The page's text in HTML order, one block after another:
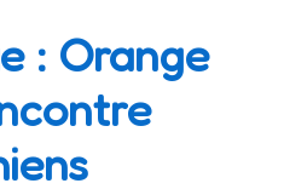
: Orange